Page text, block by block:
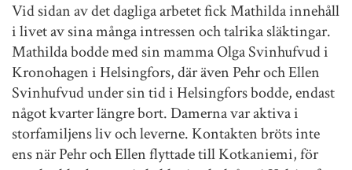
Vid sidan av det dagliga arbetet fick Mathilda innehåll
i livet av sina många intressen och talrika släktingar.
Mathilda bodde med sin mamma Olga Svinhufvud i
Kronohagen i Helsingfors, där även Pehr och Ellen
Svinhufvud under sin tid i Helsingfors bodde, endast
något kvarter längre bort. Damerna var aktiva i
storfamiljens liv och leverne. Kontakten bröts inte
ens när Pehr och Ellen flyttade till Kotkaniemi, för